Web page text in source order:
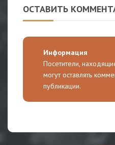
ОСТАВИТЬ
Информация
Посетители,
могут оставлять
публикации.